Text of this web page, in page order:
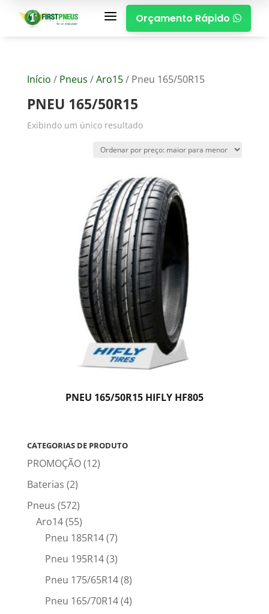
a Orçamento Rápido 
Início / Pneus /Aro15/ Pneu 165/50R15
PNEU 165/50R15
Exibindo um único resultado
PNEU 165/50R15 HIFLY HF805
CATEGORIAS DE PRODUTO
PROMOÇÃO(12)
Baterias (2)
Pneus (572)
Aro14(55)
Pneu 185R14(7)
Pneu 195R14(3)
Pneu 175/65R14(8)
Pneu 165/70R14(4)